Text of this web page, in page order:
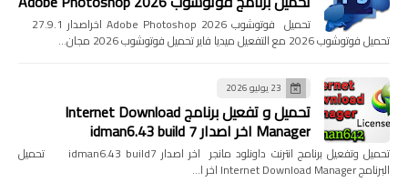
تحميل فوتوشوب 2026 مع التفعيل ميديا فاير تحميل فوتوشوب 2026 مجان…
23 يوليو 2026
تحميل و تفعيل برنامج Internet Download
Manager اخر اصدار idman6.43 build 7
تحميل وتفعيل برنامج انترنت داونلود مانجر اخر اصدار idman6.43 build7 تحميل
البرنامج Internet Download Manager اخر ا…